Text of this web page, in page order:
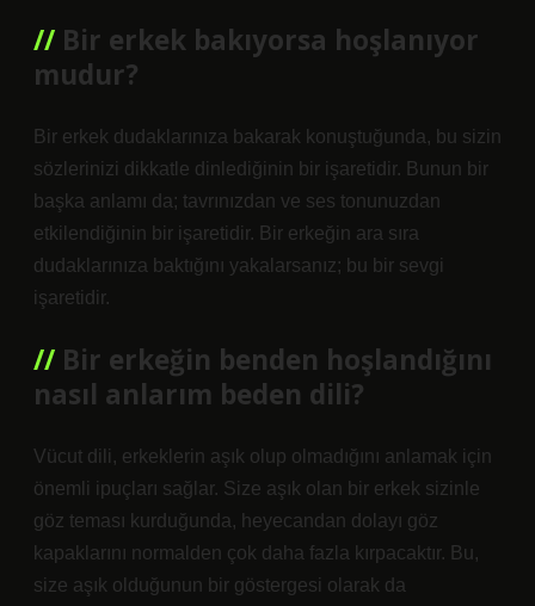
Bir erkek bakıyorsa hoşlanıyor
mudur?
Bir erkek dudaklarınıza bakarak konuştuğunda, bu sizin
sözlerinizi dikkatle dinlediğinin bir işaretidir. Bunun bir
başka anlamı da; tavrınızdan ve ses tonunuzdan
etkilendiğinin bir işaretidir. Bir erkeğin ara sıra
dudaklarınıza baktığını yakalarsanız; bu bir sevgi
işaretidir.
Bir erkeğin benden hoşlandığını
nasıl anlarım beden dili?
Vücut dili, erkeklerin aşık olup olmadığını anlamak için
önemli ipuçları sağlar. Size aşık olan bir erkek sizinle
göz teması kurduğunda, heyecandan dolayı göz
kapaklarını normalden çok daha fazla kırpacaktır. Bu,
size aşık olduğunun bir göstergesi olarak da